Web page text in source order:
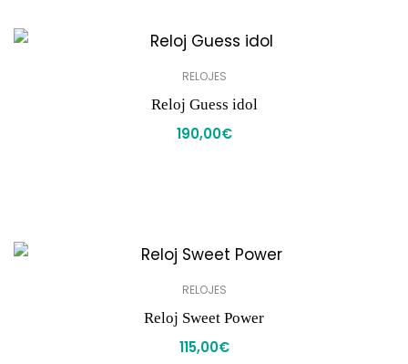
RELOJES
Reloj Guess idol
190,00€
RELOJES
Reloj Sweet Power
115,00€